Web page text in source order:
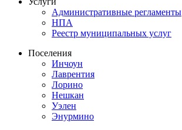
Административные регламенты
НПА
Реестр муниципальных услуг
Поселения
Инчоун
Лаврентия
Лорино
Нешкан
Уэлен
Энурмино